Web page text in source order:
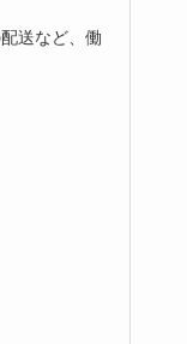
送など、働